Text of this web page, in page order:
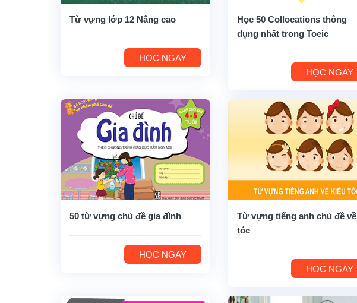
Từ vựng lớp 12 Nâng cao
HỌC NGAY
Học 50 Collocations thông
dụng nhất trong Toeic
HỌC NGAY
50 từ vựng chủ đề gia đình
HỌC NGAY
Từ vựng tiếng anh chủ đề về
tóc
HỌC NGAY